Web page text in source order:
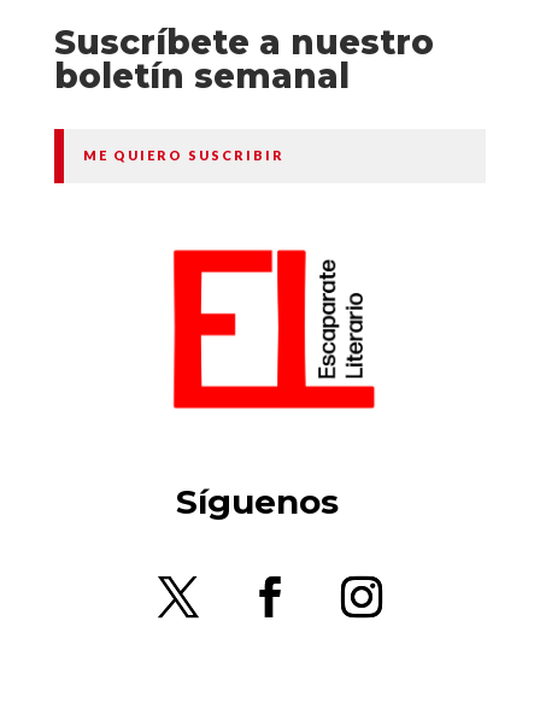
Suscríbete a nuestro
boletín semanal
ME QUIERO SUSCRIBIR
Síguenos